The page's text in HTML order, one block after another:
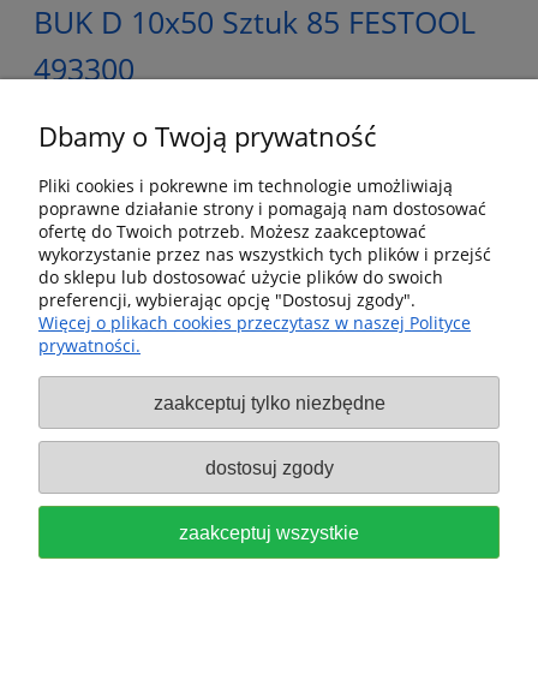
BUK D 10x50 Sztuk 85 FESTOOL
493300
Łączniki DOMINO buk D 10X50,
sztuk 85, do frezarki DF 500 i DF
700 FESTOOL 494942
89,00 zł
do koszyka
Dbamy o Twoją prywatność
Pliki cookies i pokrewne im technologie umożliwiają
poprawne działanie strony i pomagają nam dostosować
ofertę do Twoich potrzeb. Możesz zaakceptować
wykorzystanie przez nas wszystkich tych plików i przejść
do sklepu lub dostosować użycie plików do swoich
preferencji, wybierając opcję "Dostosuj zgody".
Więcej o plikach cookies przeczytasz w naszej Polityce
prywatności.
zaakceptuj tylko niezbędne
dostosuj zgody
zaakceptuj wszystkie